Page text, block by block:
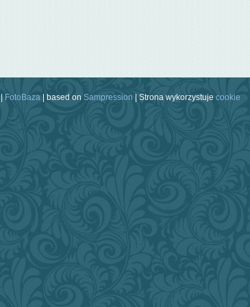
FotoBaza | based on Sampression | Strona wykorzystuje cookie